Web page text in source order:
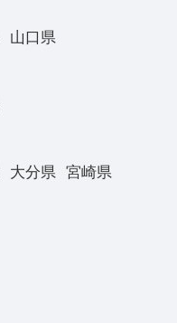
山口県
大分県
宮崎県